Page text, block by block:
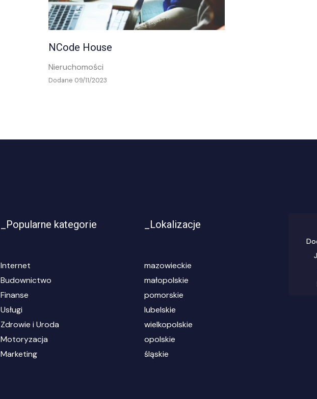
NCode House
Nieruchomości
Dodane 09/11/2023
_Popularne kategorie
Internet
Budownictwo
Finanse
Usługi
Zdrowie i Uroda
Motoryzacja
Marketing
_Lokalizacje
mazowieckie
małopolskie
pomorskie
lubelskie
wielkopolskie
opolskie
śląskie